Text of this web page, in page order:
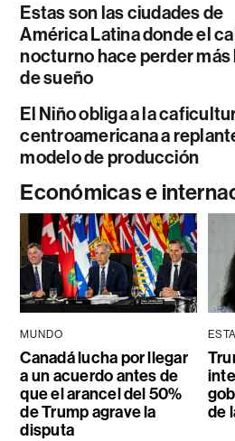
Estas son las ciudades de
América Latina donde el
nocturno hace perder más
de sueño
El Niño obliga a la
centroamericana a
modelo de producción
Económicas e
MUNDO
Canadá lucha por llegar
a un acuerdo antes de
que el arancel del 50%
de Trump agrave la
disputa
de